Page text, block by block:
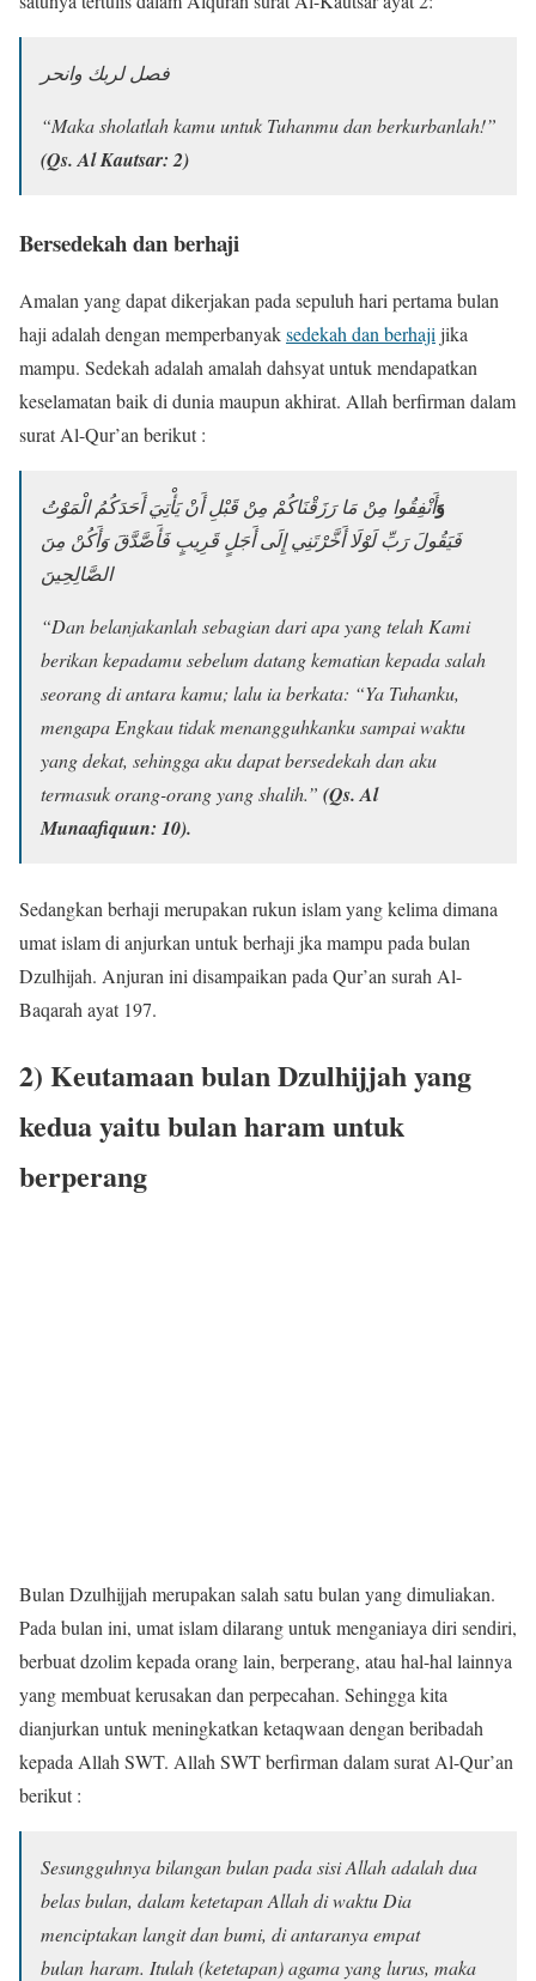
فصل لربك وانحر
“Maka sholatlah kamu untuk Tuhanmu dan berkurbanlah!”
(Qs. Al Kautsar: 2)
Bersedekah dan berhaji
Amalan yang dapat dikerjakan pada sepuluh hari pertama bulan
haji adalah dengan memperbanyaksedekah dan berhajijika
mampu. Sedekah adalah amalah dahsyat untuk mendapatkan
keselamatan baik di dunia maupun akhirat. Allah berfirman dalam
surat Al-Qur’an berikut :
وَأَنْفِقُوا مِنْ مَا رَزَقْنَاكُمْ مِنْ قَبْلِ أَنْ يَأْتِيَ أَحَدَكُمُ الْمَوْتُ
فَيَقُولَ رَبِّ لَوْلَا أَخَّرْتَنِي إِلَى أَجَلٍ قَرِيبٍ فَأَصَّدَّقَ وَأَكُنْ مِنَ
الصَّالِحِينَ
“Dan belanjakanlah sebagian dari apa yang telah Kami
berikan kepadamu sebelum datang kematian kepada salah
seorang di antara kamu; lalu ia berkata: “Ya Tuhanku,
mengapa Engkau tidak menangguhkanku sampai waktu
yang dekat, sehingga aku dapat bersedekah dan aku
termasuk orang-orang yang shalih.” (Qs. Al
Munaafiquun: 10).
Sedangkan berhaji merupakan rukun islam yang kelima dimana
umat islam di anjurkan untuk berhaji jka mampu pada bulan
Dzulhijah. Anjuran ini disampaikan pada Qur’an surah Al-
Baqarah ayat 197.
2) Keutamaan bulan Dzulhijjah yang
kedua yaitu bulan haram untuk
berperang
Bulan Dzulhijjah merupakan salah satu bulan yang dimuliakan.
Pada bulan ini, umat islam dilarang untuk menganiaya diri sendiri,
berbuat dzolim kepada orang lain, berperang, atau hal-hal lainnya
yang membuat kerusakan dan perpecahan. Sehingga kita
dianjurkan untuk meningkatkan ketaqwaan dengan beribadah
kepada Allah SWT. Allah SWT berfirman dalam surat Al-Qur’an
berikut :
Sesungguhnya bilangan bulan pada sisi Allah adalah dua
belas bulan, dalam ketetapan Allah di waktu Dia
menciptakan langit dan bumi, di antaranya empat
bulan haram. Itulah (ketetapan) agama yang lurus, maka